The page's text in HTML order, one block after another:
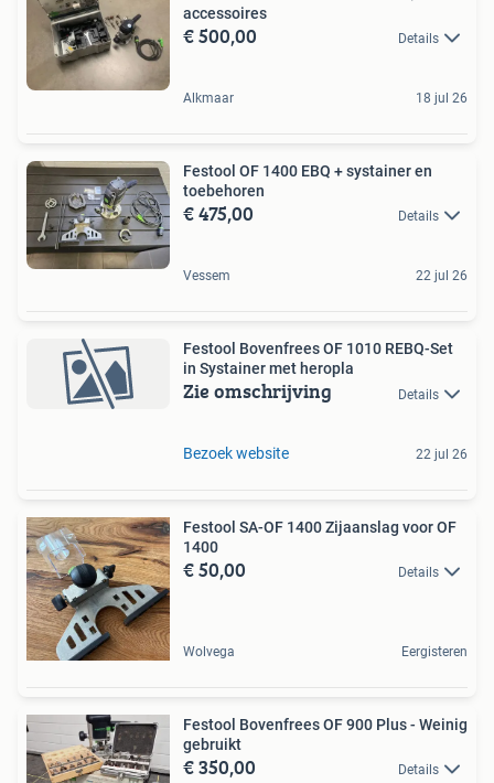
accessoires
€ 500,00 Details
Alkmaar 18 jul 26
Festool OF 1400 EBQ + systainer en
toebehoren
€ 475,00 Details
Vessem 22 jul 26
Festool Bovenfrees OF 1010 REBQ-Set
in Systainer met heropla
Zie omschrijving Details
Bezoek website 22 jul 26
Festool SA-OF 1400 Zijaanslag voor OF
1400
€ 50,00 Details
Wolvega Eergisteren
Festool Bovenfrees OF 900 Plus - Weinig
gebruikt
€ 350,00 Details